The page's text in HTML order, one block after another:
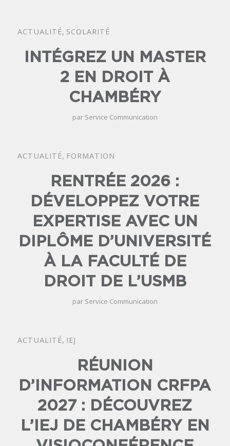
ACTUALITÉ, SCOLARITÉ
INTÉGREZ UN MASTER
2 EN DROIT À
CHAMBÉRY
par Service Communication
ACTUALITÉ, FORMATION
RENTRÉE 2026 :
DÉVELOPPEZ VOTRE
EXPERTISE AVEC UN
DIPLÔME D’UNIVERSITÉ
À LA FACULTÉ DE
DROIT DE L’USMB
par Service Communication
ACTUALITÉ, IEJ
RÉUNION
D’INFORMATION CRFPA
2027 : DÉCOUVREZ
L’IEJ DE CHAMBÉRY EN